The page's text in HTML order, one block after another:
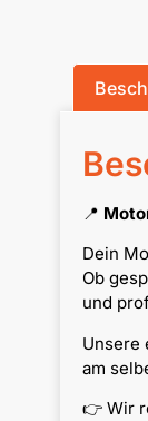
📍
Dein
Ob
und
Unsere
am
👉 Wir